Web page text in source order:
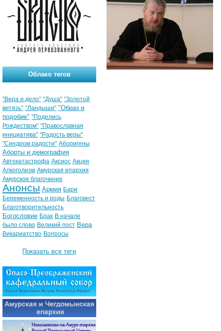
Облако тегов
"Вера и дело" "Душа" "Золотой
витязь" "Ландыши" "Образ и
подобие" "Поделись
Рождеством" "Православная
инициатива" "Радость веры"
"Синдром радости" Аборигены
Аборты и демография
Автокатастрофа Аксиос Акция
Алкоголизм Амурская епархия
Амурское благочиние
Анонсы Армия Бари
Беременность и роды Благовест
Благотворительность
Богословие Брак В начале
было слово Великий пост Вера
Викариатство Вопросы
Показать все теги